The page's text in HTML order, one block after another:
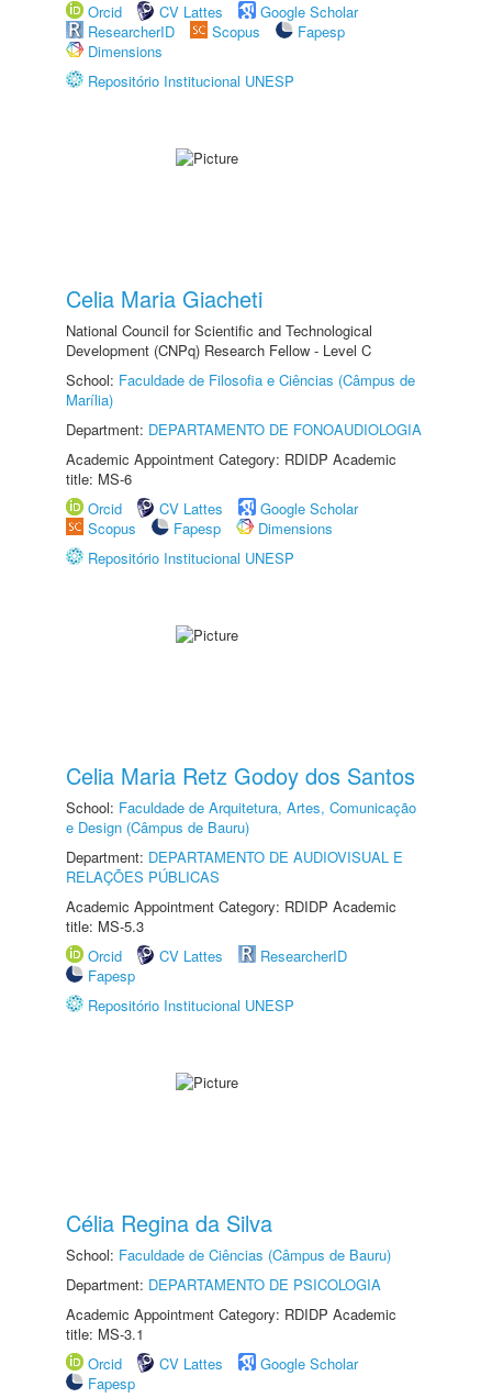
Orcid
CV Lattes
Google Scholar
ResearcherID
Scopus
Fapesp
Dimensions
Repositório Institucional UNESP
Celia Maria Giacheti
National Council for Scientific and Technological
Development (CNPq) Research Fellow - Level C
School: Faculdade de Filosofia e Ciências (Câmpus de
Marília)
Department: DEPARTAMENTO DE FONOAUDIOLOGIA
Academic Appointment Category: RDIDP Academic
title: MS-6
Orcid
CV Lattes
Google Scholar
Scopus
Fapesp
Dimensions
Repositório Institucional UNESP
Celia Maria Retz Godoy dos Santos
School: Faculdade de Arquitetura, Artes, Comunicação
e Design (Câmpus de Bauru)
Department: DEPARTAMENTO DE AUDIOVISUAL E
RELAÇÕES PÚBLICAS
Academic Appointment Category: RDIDP Academic
title: MS-5.3
Orcid
CV Lattes
ResearcherID
Fapesp
Repositório Institucional UNESP
Célia Regina da Silva
School: Faculdade de Ciências (Câmpus de Bauru)
Department: DEPARTAMENTO DE PSICOLOGIA
Academic Appointment Category: RDIDP Academic
title: MS-3.1
Orcid
CV Lattes
Google Scholar
Fapesp